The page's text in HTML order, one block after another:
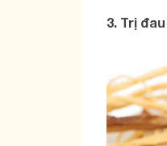
3. Trị